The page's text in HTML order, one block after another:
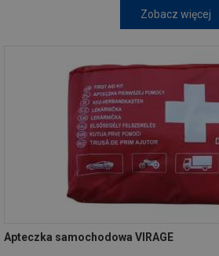
Zobacz więcej
Apteczka samochodowa VIRAGE